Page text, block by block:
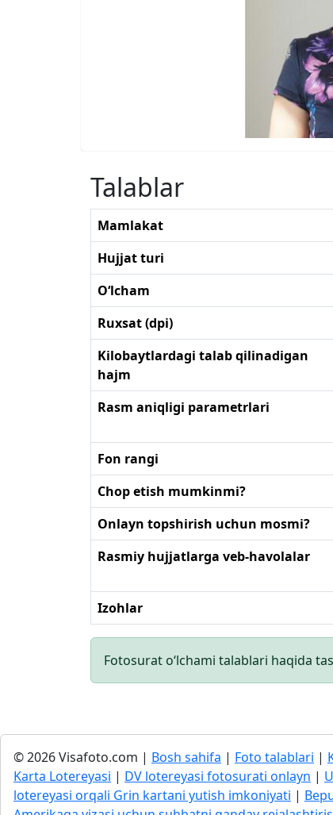
Talablar
Mamlakat
Hujjat turi
O‘lcham
Ruxsat (dpi)
Kilobaytlardagi talab qilinadigan
hajm
Rasm aniqligi parametrlari
Fon rangi
Chop etish mumkinmi?
Onlayn topshirish uchun mosmi?
Rasmiy hujjatlarga veb-havolalar
Izohlar
Fotosurat o‘lchami talablari haqida
© 2026 Visafoto.com | Bosh sahifa | Foto talablari |
Karta Lotereyasi | DV lotereyasi fotosurati onlayn |
lotereyasi orqali Grin kartani yutish imkoniyati |